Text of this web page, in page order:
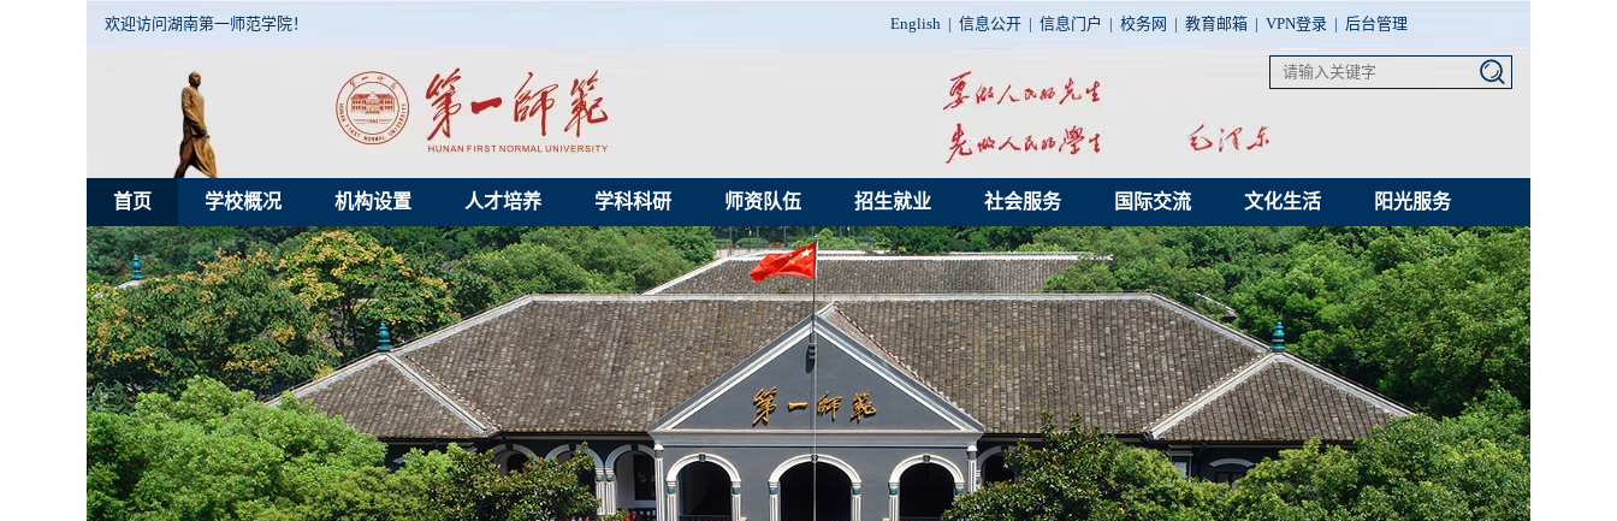
欢迎访问湖南第一师范学院！ English | 信息公开 | 信息门户 | 校务网 | 教育邮箱 | VPN登录 | 后台管理
首页 学校概况 机构设置 人才培养 学科科研 师资队伍 招生就业 社会服务 国际交流 文化生活 阳光服务